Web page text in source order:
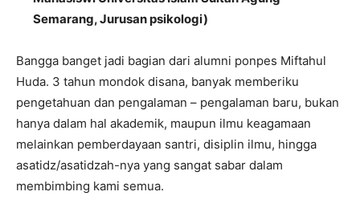
Semarang, Jurusan psikologi)
Bangga banget jadi bagian dari alumni ponpes Miftahul
Huda. 3 tahun mondok disana, banyak memberiku
pengetahuan dan pengalaman – pengalaman baru, bukan
hanya dalam hal akademik, maupun ilmu keagamaan
melainkan pemberdayaan santri, disiplin ilmu, hingga
asatidz/asatidzah-nya yang sangat sabar dalam
membimbing kami semua.